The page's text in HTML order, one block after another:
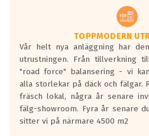
TOPPMODERN
Vår helt nya anläggning har
utrustningen. Från tillverkning
"road force" balansering - vi
alla storlekar på däck och fälgar.
fräsch lokal, några år senare
fälg-showroom. Fyra år senare
sitter vi på närmare 4500 m2